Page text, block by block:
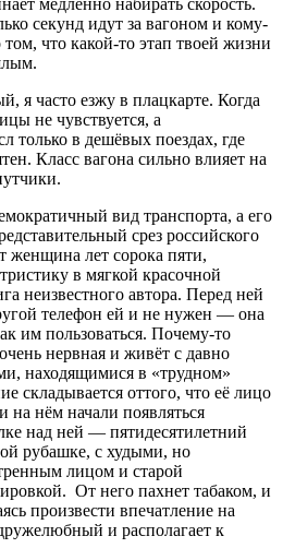
секунд идут за вагоном и кому-
что какой-то этап твоей жизни
я часто езжу в плацкарте. Когда
не чувствуется, а
только в дешёвых поездах, где
Класс вагона сильно влияет на
вид транспорта, а его
срез российского
женщина лет сорока пяти,
в мягкой красочной
неизвестного автора. Перед ней
телефон ей и не нужен — она
им пользоваться. Почему-то
нервная и живёт с давно
находящимися в «трудном»
складывается оттого, что её лицо
на нём начали появляться
над ней — пятидесятилетний
рубашке, с худыми, но
лицом и старой
От него пахнет табаком, и
произвести впечатление на
и располагает к